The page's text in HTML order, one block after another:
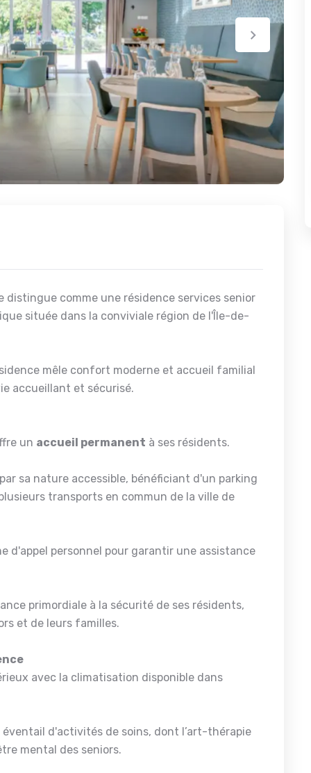
distingue comme une résidence services senior
située dans la conviviale région de l'Île-de-
mêle confort moderne et accueil familial
accueillant et sécurisé.
un accueil permanent à ses résidents.
sa nature accessible, bénéficiant d'un parking
transports en commun de la ville de
d'appel personnel pour garantir une assistance
primordiale à la sécurité de ses résidents,
et de leurs familles.
avec la climatisation disponible dans
d'activités de soins, dont l’art-thérapie
mental des seniors.